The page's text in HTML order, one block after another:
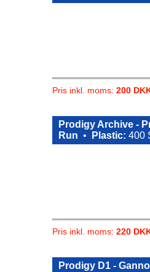
Pris inkl. moms: 200
Prodigy Archive -
Run • Plastic: 400
Pris inkl. moms: 220
Prodigy D1 -